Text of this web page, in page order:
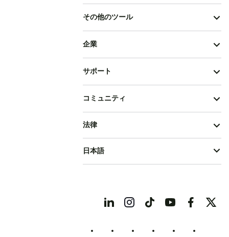
その他のツール
企業
サポート
コミュニティ
法律
日本語